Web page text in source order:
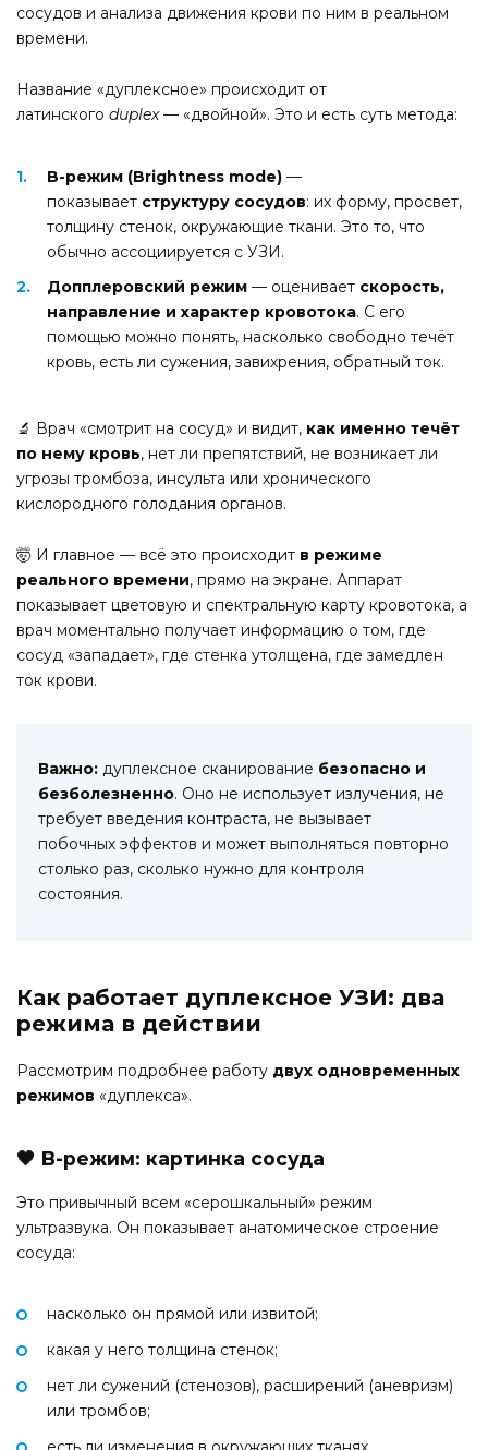
сосудов и анализа движения крови по ним в реальном
времени.
Название «дуплексное» происходит от
латинского duplex— «двойной». Это и есть суть метода:
B-режим (Brightness mode) —
показывает структуру сосудов: их форму, просвет,
толщину стенок, окружающие ткани. Это то, что
обычно ассоциируется с УЗИ.
Допплеровский режим — оценивает скорость,
направление и характер кровотока. С его
помощью можно понять, насколько свободно течёт
кровь, есть ли сужения, завихрения, обратный ток.
🔬 Врач «смотрит на сосуд» и видит, как именно течёт
по нему кровь, нет ли препятствий, не возникает ли
угрозы тромбоза, инсульта или хронического
кислородного голодания органов.
🤯 И главное — всё это происходит в режиме
реального времени, прямо на экране. Аппарат
показывает цветовую и спектральную карту кровотока, а
врач моментально получает информацию о том, где
сосуд «западает», где стенка утолщена, где замедлен
ток крови.
Важно: дуплексное сканирование безопасно и
безболезненно. Оно не использует излучения, не
требует введения контраста, не вызывает
побочных эффектов и может выполняться повторно
столько раз, сколько нужно для контроля
состояния.
Как работает дуплексное УЗИ: два
режима в действии
Рассмотрим подробнее работу двух одновременных
режимов «дуплекса».
🖤 B-режим: картинка сосуда
Это привычный всем «серошкальный» режим
ультразвука. Он показывает анатомическое строение
сосуда:
насколько он прямой или извитой;
какая у него толщина стенок;
нет ли сужений (стенозов), расширений (аневризм)
или тромбов;